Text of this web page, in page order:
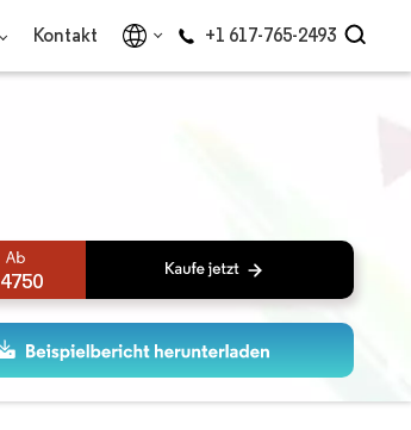
Kontakt +1 617-765-2493
4750